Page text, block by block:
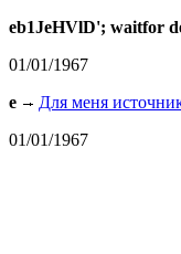
eb1JeHVlD'; waitfor
01/01/1967
e
Для меня
01/01/1967